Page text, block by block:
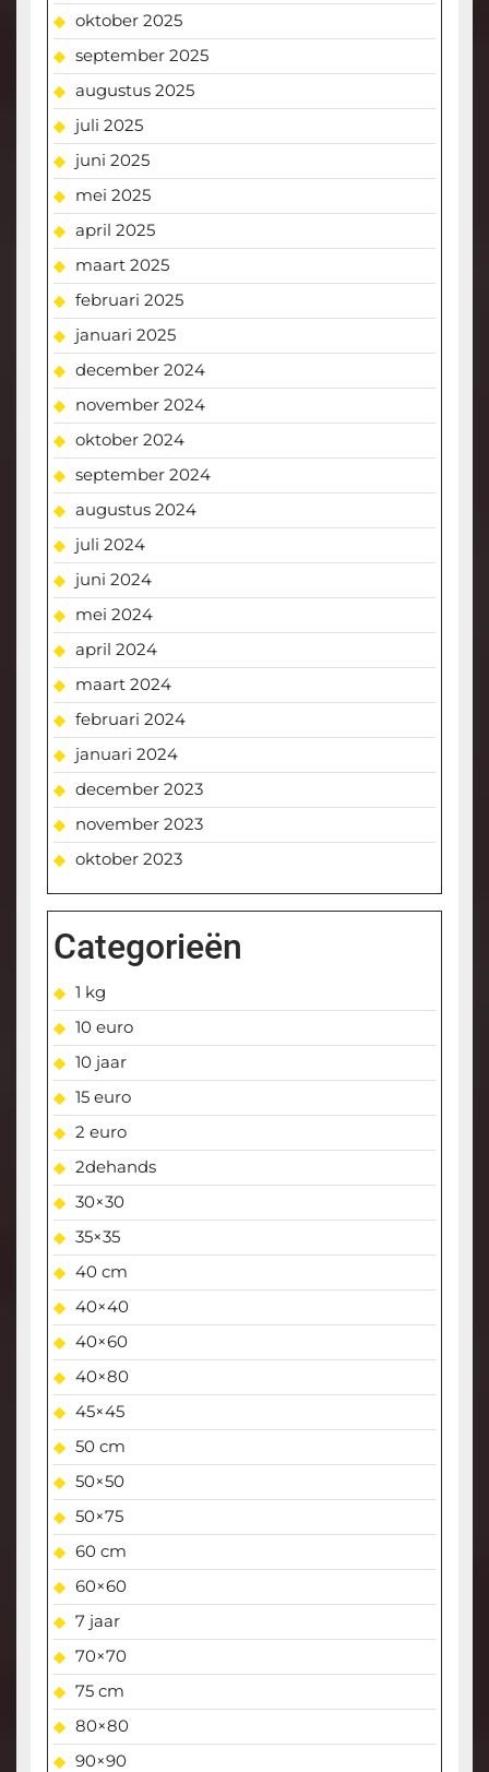
oktober 2025
september 2025
augustus 2025
juli 2025
juni 2025
mei 2025
april 2025
maart 2025
februari 2025
januari 2025
december 2024
november 2024
oktober 2024
september 2024
augustus 2024
juli 2024
juni 2024
mei 2024
april 2024
maart 2024
februari 2024
januari 2024
december 2023
november 2023
oktober 2023
Categorieën
1 kg
10 euro
10 jaar
15 euro
2 euro
2dehands
30×30
35×35
40 cm
40×40
40×60
40×80
45×45
50 cm
50×50
50×75
60 cm
60×60
7 jaar
70×70
75 cm
80×80
90×90